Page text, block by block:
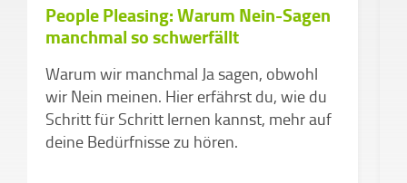
People Pleasing: Warum Nein-Sagen
manchmal so schwerfällt
Warum wir manchmal Ja sagen, obwohl
wir Nein meinen. Hier erfährst du, wie du
Schritt für Schritt lernen kannst, mehr auf
deine Bedürfnisse zu hören.